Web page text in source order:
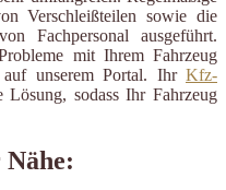
Verschleißteilen sowie die
Fachpersonal ausgeführt.
mit Ihrem Fahrzeug
unserem Portal. Ihr Kfz-
Lösung, sodass Ihr Fahrzeug